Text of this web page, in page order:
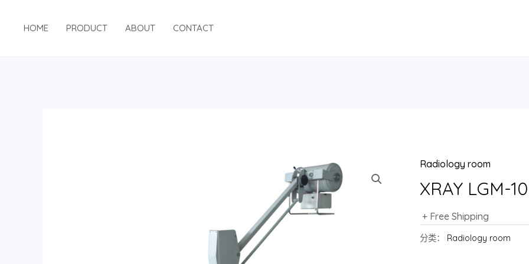
HOME PRODUCT ABOUT CONTACT
Radiology room
XRAY LGM-
+ Free Shipping
分类： Radiology room